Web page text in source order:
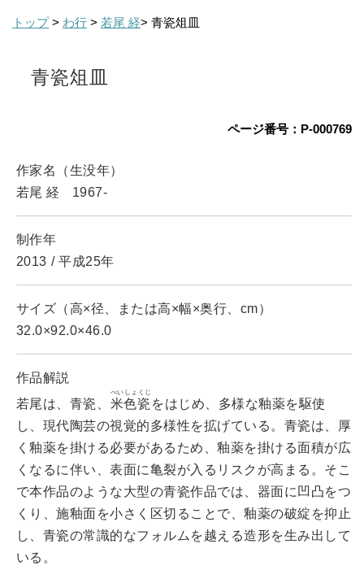
トップ > わ行 > 若尾 経> 青瓷俎皿
青瓷俎皿
ページ番号：P-000769
作家名（生没年）
若尾 経
1967-
制作年
2013 / 平成25年
サイズ（高×径、または高×幅×奥行、cm）
32.0×92.0×46.0
作品解説
若尾は、青瓷、 米色瓷
べいしょくじ
をはじめ、多様な釉薬を駆使
し、現代陶芸の視覚的多様性を拡げている。青瓷は、厚
く釉薬を掛ける必要があるため、釉薬を掛ける面積が広
くなるに伴い、表面に亀裂が入るリスクが高まる。そこ
で本作品のような大型の青瓷作品では、器面に凹凸をつ
くり、施釉面を小さく区切ることで、釉薬の破綻を抑止
し、青瓷の常識的なフォルムを越える造形を生み出して
いる。